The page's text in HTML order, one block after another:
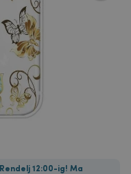
Rendelj 12:00-ig! Ma